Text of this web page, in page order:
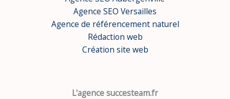
Agence SEO Versailles
Agence de référencement naturel
Rédaction web
Création site web
L'agence succesteam.fr